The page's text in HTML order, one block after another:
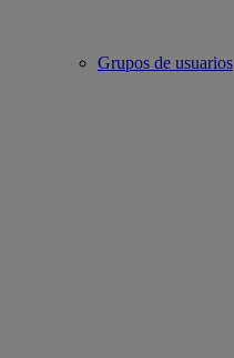
Grupos de usuarios